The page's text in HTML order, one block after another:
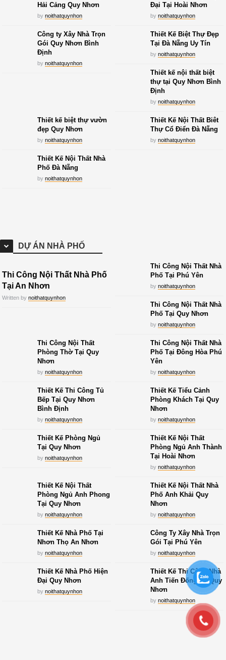
Hải Cảng Quy Nhơn
bynoithatquynhon
Đại Tại Hoài Nhơn
bynoithatquynhon
Công ty Xây Nhà Trọn
Gói Quy Nhơn Bình
Định
bynoithatquynhon
Thiết Kế Biệt Thự Đẹp
Tại Đà Nẵng Uy Tín
bynoithatquynhon
Thiết kế nội thất biệt
thự tại Quy Nhơn Bình
Định
bynoithatquynhon
Thiết kế biệt thự vườn
đẹp Quy Nhơn
bynoithatquynhon
Thiết Kế Nội Thất Biêt
Thự Cổ Điển Đà Nẵng
bynoithatquynhon
Thiết Kế Nội Thất Nhà
Phố Đà Nẵng
bynoithatquynhon
DỰ ÁN NHÀ PHỐ
Thi Công Nội Thất Nhà Phố
Tại An Nhơn
Written bynoithatquynhon
Thi Công Nội Thất Nhà
Phố Tại Phú Yên
bynoithatquynhon
Thi Công Nội Thất Nhà
Phố Tại Quy Nhơn
bynoithatquynhon
Thi Công Nội Thất
Phòng Thờ Tại Quy
Nhơn
bynoithatquynhon
Thi Công Nội Thất Nhà
Phố Tại Đông Hòa Phú
Yên
bynoithatquynhon
Thiết Kế Thi Công Tủ
Bếp Tại Quy Nhơn
Bình Định
bynoithatquynhon
Thiết Kế Tiểu Cảnh
Phòng Khách Tại Quy
Nhơn
bynoithatquynhon
Thiết Kế Phòng Ngủ
Tại Quy Nhơn
bynoithatquynhon
Thiết Kế Nội Thất
Phòng Ngủ Anh Thành
Tại Hoài Nhơn
bynoithatquynhon
Thiết Kế Nội Thất
Phòng Ngủ Anh Phong
Tại Quy Nhơn
bynoithatquynhon
Thiết Kế Nội Thất Nhà
Phố Anh Khải Quy
Nhơn
bynoithatquynhon
Thiết Kế Nhà Phố Tại
Nhơn Thọ An Nhơn
bynoithatquynhon
Công Ty Xây Nhà Trọn
Gói Tại Phú Yên
bynoithatquynhon
Thiết Kế Nhà Phố Hiện
Đại Quy Nhơn
bynoithatquynhon
Thiết Kế Thi Công Nhà
Anh Tiến Đống Đa Quy
Nhơn
bynoithatquynhon